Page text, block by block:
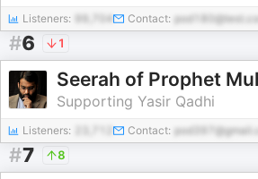
Listeners: 99,704 Contact:
#6 1
Supporting Yasir Qadhi
Listeners: Contact:
#7 8